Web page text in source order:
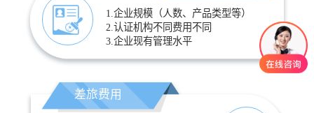
1.企业规模（人数、产品类型等）
2.认证机构不同费用不同
3.企业现有管理水平
差旅费用